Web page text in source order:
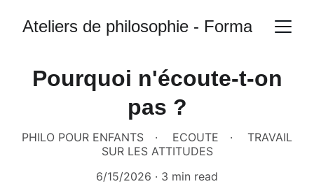
Ateliers de philosophie - Formations
Pourquoi n'écoute-t-on
pas ?
PHILO POUR ENFANTS ECOUTE
TRAVAIL
SUR LES ATTITUDES
6/15/2026
3 min read